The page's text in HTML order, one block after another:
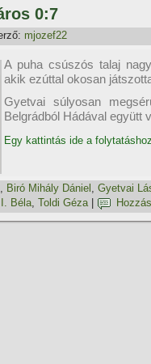
0:7
mjozef22
A puha csúszós talaj
akik ezúttal okosan
Gyetvai súlyosan
Belgrádból Hádával együtt
Egy kattintás ide a
, Biró Mihály Dániel , Gyetvai
Béla, Toldi Géza|